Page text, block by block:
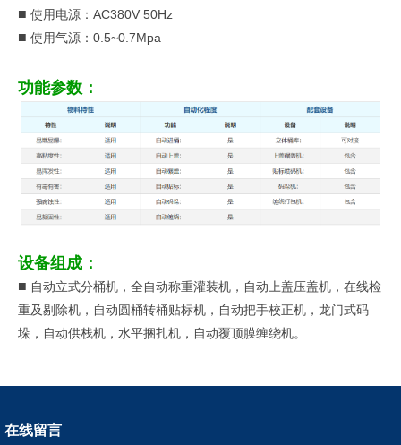
■ 使用电源：AC380V 50Hz
■ 使用气源：0.5~0.7Mpa
功能参数：
设备组成：
■ 自动立式分桶机，全自动称重灌装机，自动上盖压盖机，在线检
重及剔除机，自动圆桶转桶贴标机，自动把手校正机，龙门式码
垛，自动供栈机，水平捆扎机，自动覆顶膜缠绕机。
在线留言